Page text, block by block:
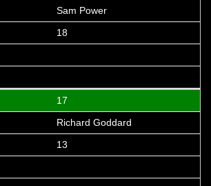
Sam Power
18
17
Richard Goddard
13